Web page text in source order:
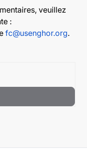
veuillez
:
fc@usenghor.org.